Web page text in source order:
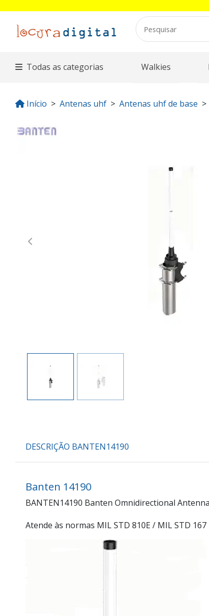
Todas as categorias Walkies
Início Antenas uhf Antenas uhf de base
Previous
DESCRIÇÃO BANTEN14190
Banten 14190
BANTEN14190 Banten Omnidirectional
Atende às normas MIL STD 810E / MIL STD